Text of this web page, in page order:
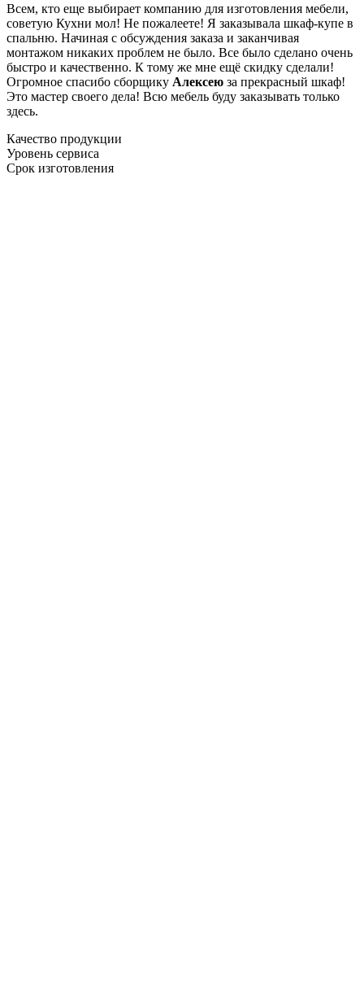
Всем, кто еще выбирает компанию для изготовления мебели,
советую Кухни мол! Не пожалеете! Я заказывала шкаф-купе в
спальню. Начиная с обсуждения заказа и заканчивая
монтажом никаких проблем не было. Все было сделано очень
быстро и качественно. К тому же мне ещё скидку сделали!
Огромное спасибо сборщику Алексею за прекрасный шкаф!
Это мастер своего дела! Всю мебель буду заказывать только
здесь.
Качество продукции
Уровень сервиса
Срок изготовления